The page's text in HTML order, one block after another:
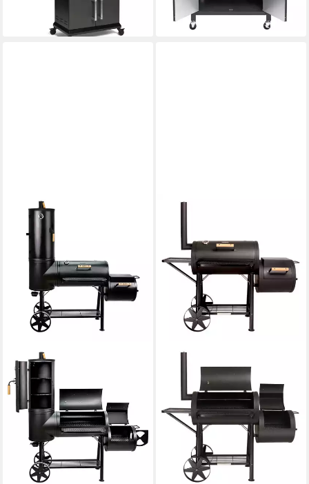
-8%
lieferbar in 2 Wochen